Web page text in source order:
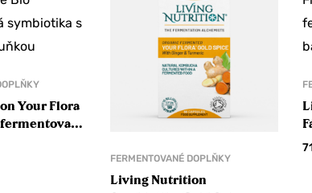
Your Flora
a
FERMENTOVANÉ DOPLŇKY
Living Nutrition